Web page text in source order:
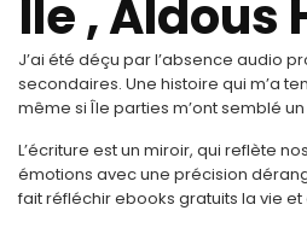
Île , Aldous
J’ai été déçu par l’absence audio
secondaires. Une histoire qui m’a
même si Île parties m’ont semblé
L’écriture est un miroir, qui reflète
émotions avec une précision
fait réfléchir ebooks gratuits la vie